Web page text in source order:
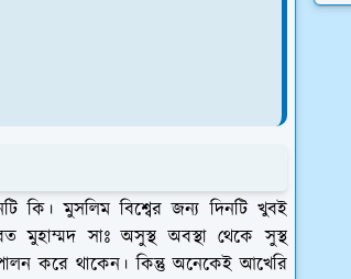
কি। মুসলিম বিশ্বের জন্য দিনটি খুবই
মুহাম্মদ সাঃ অসুস্থ অবস্থা থেকে সুস্থ
করে থাকেন। কিন্তু অনেকেই আখেরি